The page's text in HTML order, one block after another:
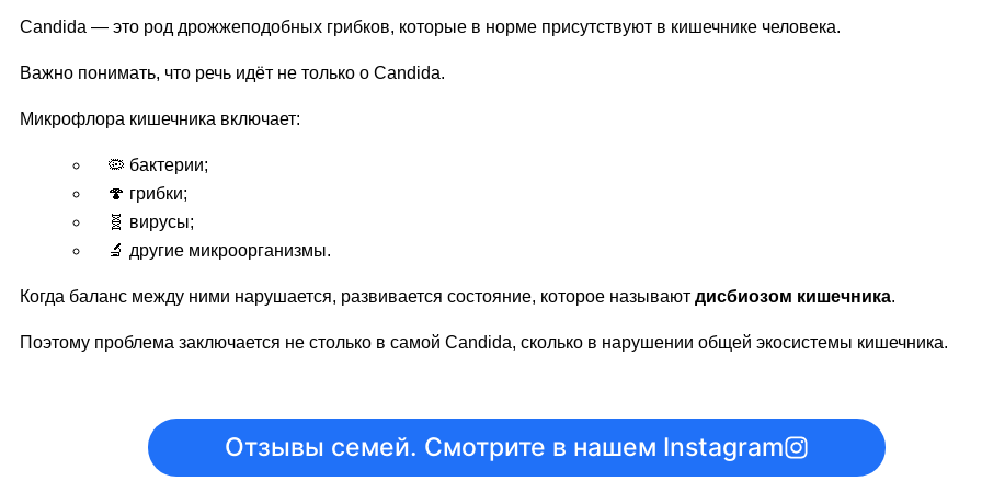
Candida — это род дрожжеподобных грибков, которые в норме присутствуют в кишечнике человека.
Важно понимать, что речь идёт не только о Candida.
Микрофлора кишечника включает:
🦠 бактерии;
🍄 грибки;
🧬 вирусы;
🔬 другие микроорганизмы.
Когда баланс между ними нарушается, развивается состояние, которое называют дисбиозом кишечника.
Поэтому проблема заключается не столько в самой Candida, сколько в нарушении общей экосистемы кишечника.
Отзывы семей. Смотрите в нашем Instagram